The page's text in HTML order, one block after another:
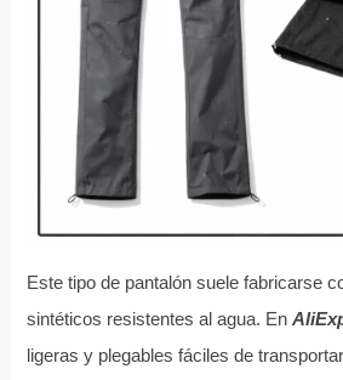
Este tipo de pantalón suele fabricarse
sintéticos resistentes al agua. En
ligeras y plegables fáciles de